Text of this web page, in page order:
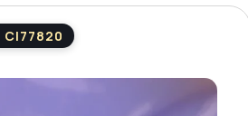
CI77820